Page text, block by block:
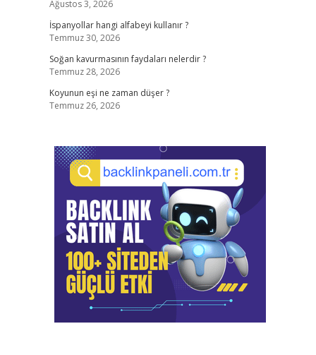
Ağustos 3, 2026
İspanyollar hangi alfabeyi kullanır ?
Temmuz 30, 2026
Soğan kavurmasının faydaları nelerdir ?
Temmuz 28, 2026
Koyunun eşi ne zaman düşer ?
Temmuz 26, 2026